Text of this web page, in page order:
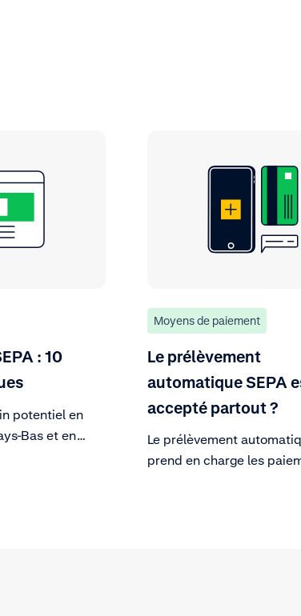
: 10
potentiel en
Bas et en
Moyens de paiement
Le prélèvement
automatique SEPA
accepté partout ?
Le prélèvement
prend en charge les